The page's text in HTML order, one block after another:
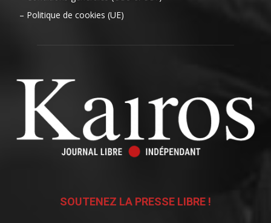
– Politique de cookies (UE)
SOUTENEZ LA PRESSE LIBRE !